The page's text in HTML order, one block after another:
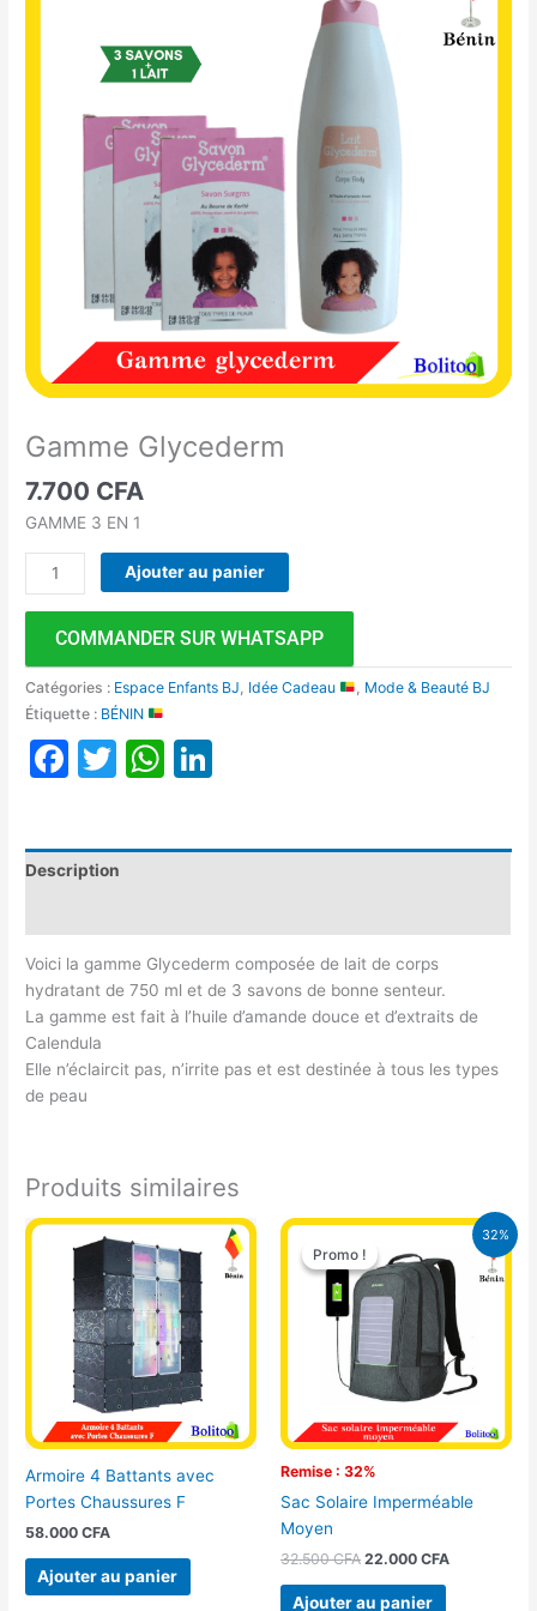
Gamme Glycederm
7.700 CFA
GAMME 3 EN 1
Ajouter au panier
COMMANDER SUR WHATSAPP
Catégories : Espace Enfants BJ Idée Cadeau
Mode & Beauté BJ
Étiquette : BÉNIN
Facebook
TwitterWhatsApp
Description
Voici la gamme Glycederm composée de lait de corps
hydratant de 750 ml et de 3 savons de bonne senteur.
La gamme est fait à l’huile d’amande douce et d’extraits de
Calendula
Elle n’éclaircit pas, n’irrite pas et est destinée à tous les types
de peau
Produits similaires
Armoire 4 Battants avec
Portes Chaussures F
58.000CFA
Ajouter au panier
32%
Promo !
Remise : 32%
Promo !
Sac Solaire Imperméable
Moyen
32.500CFA
Le
prix
initial
était :
32.500 CFA.
22.000 CFA
Le
prix
actuel
est :
Ajouter au panier